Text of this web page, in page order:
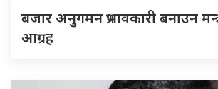
बजार अनुगमन प्रभावकारी बनाउन
आग्रह